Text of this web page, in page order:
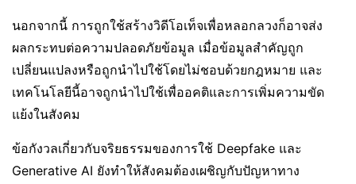
นอกจากนี้ การถูกใช้สร้างวิดีโอเท็จเพื่อหลอกลวงก็อาจส่ง
ผลกระทบต่อความปลอดภัยข้อมูล เมื่อข้อมูลสำคัญถูก
เปลี่ยนแปลงหรือถูกนำไปใช้โดยไม่ชอบด้วยกฎหมาย และ
เทคโนโลยีนี้อาจถูกนำไปใช้เพื่ออคติและการเพิ่มความขัด
แย้งในสังคม
ข้อกังวลเกี่ยวกับจริยธรรมของการใช้ Deepfake และ
Generative AI ยังทำให้สังคมต้องเผชิญกับปัญหาทาง